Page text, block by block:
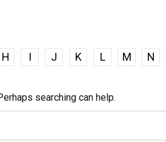
H I J K L M N
searching can help.